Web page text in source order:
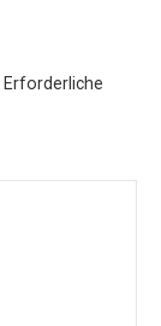
Erforderliche